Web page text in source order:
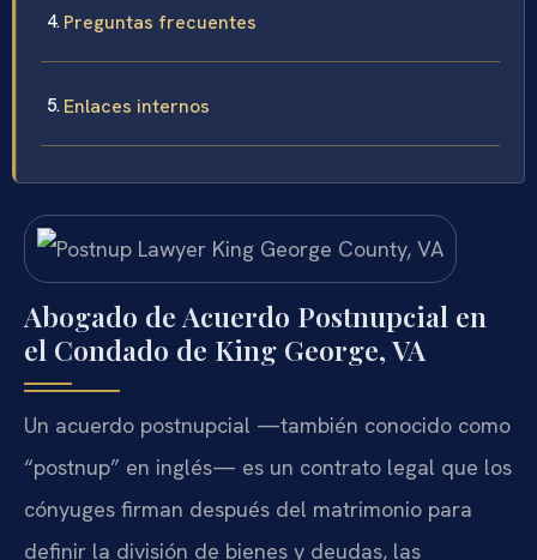
Preguntas frecuentes
Enlaces internos
Abogado de Acuerdo Postnupcial en
el Condado de King George, VA
Un acuerdo postnupcial —también conocido como
“postnup” en inglés— es un contrato legal que los
cónyuges firman después del matrimonio para
definir la división de bienes y deudas, las